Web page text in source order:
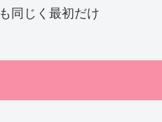
同じく最初だけ